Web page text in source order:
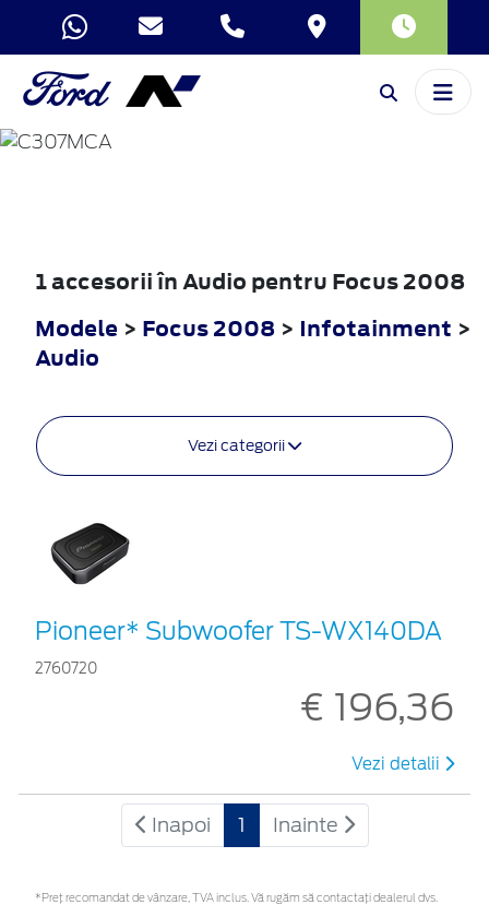
FOCUS
1 accesorii în Audio pentru Focus 2008
Modele > Focus 2008 > Infotainment >
Audio
Vezi categorii
Pioneer* Subwoofer TS-WX140DA
2760720
€ 196,36
Vezi detalii
Inapoi 1 Inainte
*Preţ recomandat de vânzare, TVA inclus. Vă rugăm să contactaţi dealerul dvs.